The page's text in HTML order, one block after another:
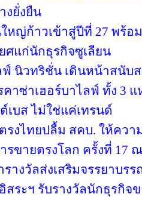
งยั่งยืน
ใหญ่ก้าวเข้าสู่ปีที่ 27 พร้
ศแก่นักธุรกิจซูเลียน
ฟ์ นิวทริชั่น เดินหน้าสนับ
าซ่าเฮอร์บาไลฟ์ ทั้ง 3 แ
บส ไม่ใช่แค่เทรนด์
รงไทยปลื้ม สคบ. ให้คว
ขายตรงโลก ครั้งที่ 17
รางวัลส่งเสริมจรรยาบร
ระฯ รับรางวัลนักธุรกิจข